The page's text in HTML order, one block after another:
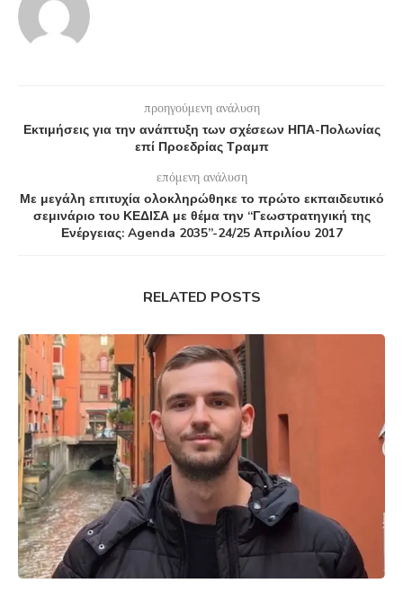
προηγούμενη ανάλυση
Εκτιμήσεις για την ανάπτυξη των σχέσεων ΗΠΑ-Πολωνίας
επί Προεδρίας Τραμπ
επόμενη ανάλυση
Με μεγάλη επιτυχία ολοκληρώθηκε το πρώτο εκπαιδευτικό
σεμινάριο του ΚΕΔΙΣΑ με θέμα την “Γεωστρατηγική της
Ενέργειας: Agenda 2035”-24/25 Απριλίου 2017
RELATED POSTS